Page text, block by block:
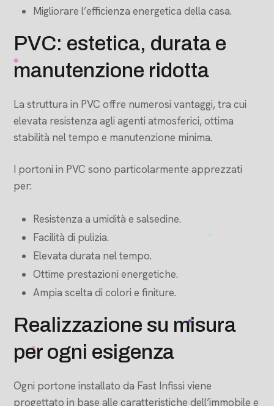
Migliorare l’efficienza energetica della casa.
PVC: estetica, durata e
manutenzione ridotta
La struttura in PVC offre numerosi vantaggi, tra cui
elevata resistenza agli agenti atmosferici, ottima
stabilità nel tempo e manutenzione minima.
I portoni in PVC sono particolarmente apprezzati
per:
Resistenza a umidità e salsedine.
Facilità di pulizia.
Elevata durata nel tempo.
Ottime prestazioni energetiche.
Ampia scelta di colori e finiture.
Realizzazione su misura
per ogni esigenza
Ogni portone installato da Fast Infissi viene
progettato in base alle caratteristiche dell’immobile e